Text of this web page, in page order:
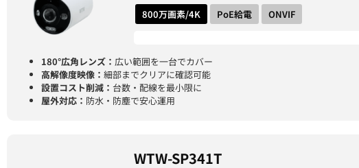
800万画素/4K PoE給電 ONVIF
180°広角レンズ： 広い範囲を一台でカバー
高解像度映像： 細部までクリアに確認可能
設置コスト削減： 台数・配線を最小限に
屋外対応： 防水・防塵で安心運用
WTW-SP341T